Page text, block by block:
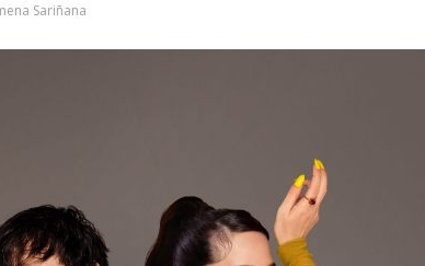
Sariñana